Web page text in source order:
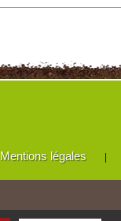
Mentions légales |